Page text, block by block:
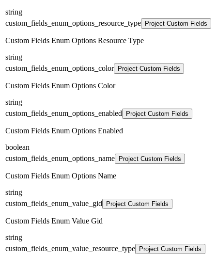
string
custom_fields_enum_options_resource_type
Project Custom Fields
Custom Fields Enum Options Resource Type
string
custom_fields_enum_options_color
Project Custom Fields
Custom Fields Enum Options Color
string
custom_fields_enum_options_enabled
Project Custom Fields
Custom Fields Enum Options Enabled
boolean
custom_fields_enum_options_name
Project Custom Fields
Custom Fields Enum Options Name
string
custom_fields_enum_value_gid
Project Custom Fields
Custom Fields Enum Value Gid
string
custom_fields_enum_value_resource_type
Project Custom Fields